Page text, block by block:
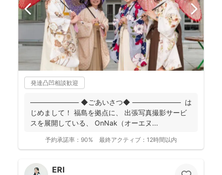
発達凸凹相談歓迎
――――――― ◆ごあいさつ◆ ――――――― は
じめまして！ 福島を拠点に、 出張写真撮影サービ
スを展開している、 OnNak（オーエヌ...
予約承諾率： 90% 最終アクティブ： 12時間以内
ERI